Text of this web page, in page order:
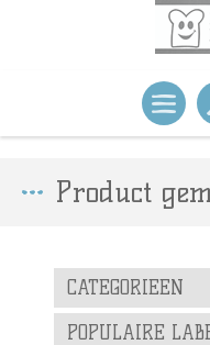
Product
CATEGORIEEN
POPULAIRE